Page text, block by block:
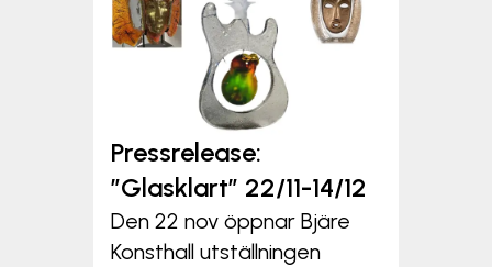
Pressrelease:
”Glasklart” 22/11-14/12
Den 22 nov öppnar Bjäre
Konsthall utställningen